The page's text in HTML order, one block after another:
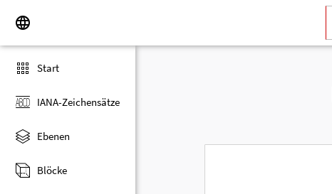
Start
IANA-Zeichensätze
Ebenen
Blöcke